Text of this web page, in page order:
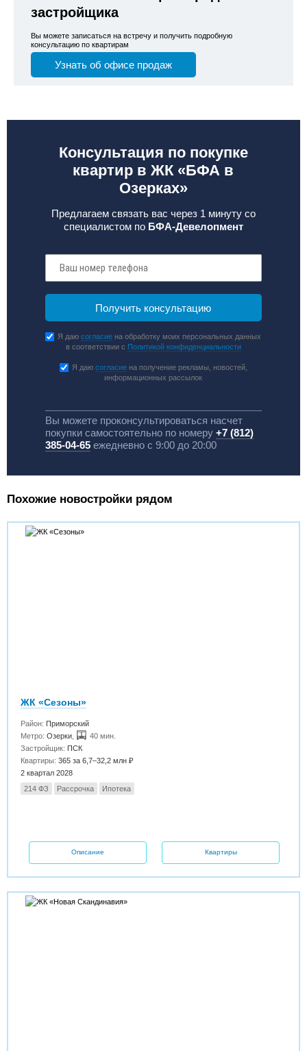
застройщика
Вы можете записаться на встречу и получить подробную
консультацию по квартирам
Узнать об офисе продаж
Консультация по покупке
квартир в ЖК «БФА в
Озерках»
Предлагаем связать вас через 1 минуту со
специалистом по БФА-Девелопмент
Я даюсогласие на обработку моих персональных данных
в соответствии с Политикой конфиденциальности
Я даю согласиена получение рекламы, новостей,
информационных рассылок
Вы можете проконсультироваться насчет
покупки самостоятельно по номеру +7 (812)
385-04-65ежедневно с 9:00 до 20:00
Похожие новостройки рядом
ЖК «Сезоны»
Район: Приморский
Метро: Озерки
40 мин.
Застройщик: ПСК
Квартиры:365 за 6,7–32,2 млн ₽
2 квартал 2028
214 ФЗ
Рассрочка Ипотека
Описание Квартиры